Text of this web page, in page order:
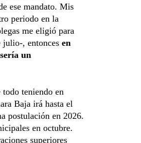
ese mandato. Mis
periodo en la
me eligió para
julio-, entonces en
un
teniendo en
Baja irá hasta el
postulación en 2026.
en octubre.
superiores